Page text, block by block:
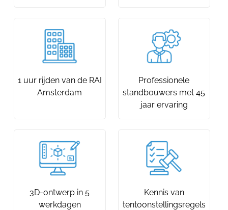
1 uur rijden van de RAI
Amsterdam
Professionele
standbouwers met 45
jaar ervaring
3D-ontwerp in 5
werkdagen
Kennis van
tentoonstellingsregels